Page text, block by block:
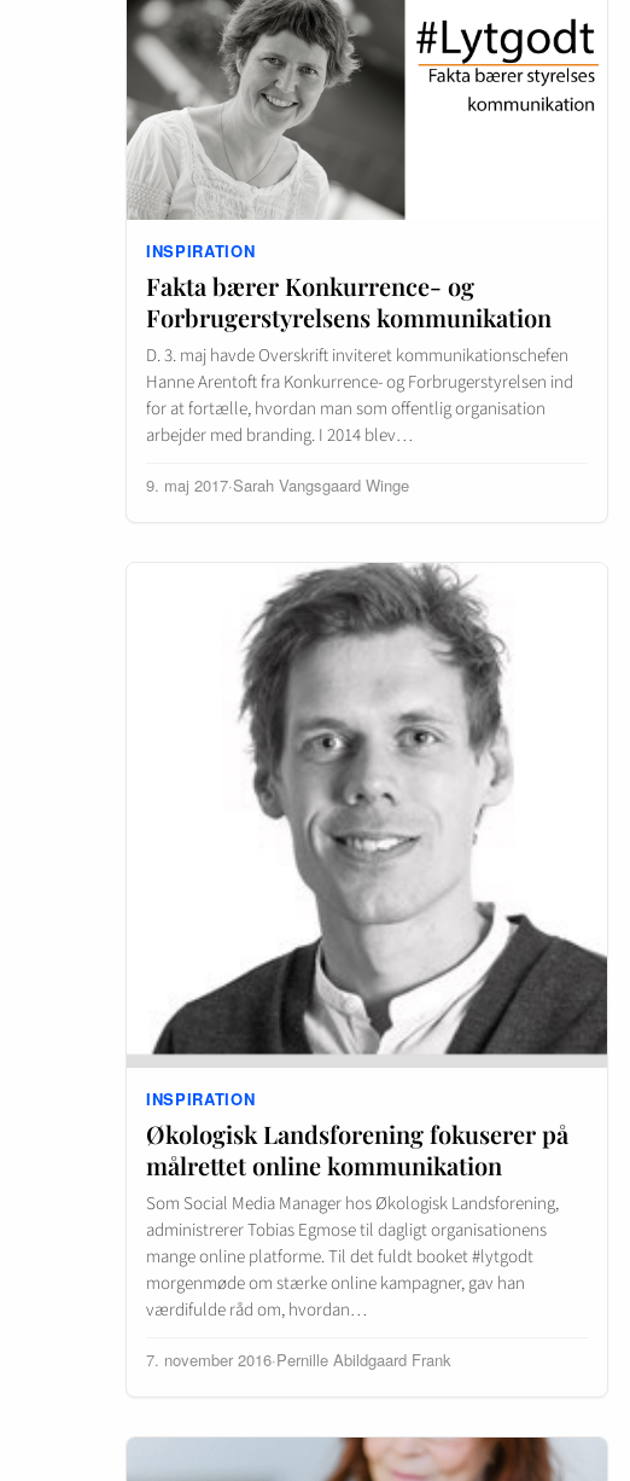
INSPIRATION
Fakta bærer Konkurrence- og
Forbrugerstyrelsens kommunikation
D. 3. maj havde Overskrift inviteret kommunikationschefen
Hanne Arentoft fra Konkurrence- og Forbrugerstyrelsen ind
for at fortælle, hvordan man som offentlig organisation
arbejder med branding. I 2014 blev…
9. maj 2017·Sarah Vangsgaard Winge
INSPIRATION
Økologisk Landsforening fokuserer på
målrettet online kommunikation
Som Social Media Manager hos Økologisk Landsforening,
administrerer Tobias Egmose til dagligt organisationens
mange online platforme. Til det fuldt booket #lytgodt
morgenmøde om stærke online kampagner, gav han
værdifulde råd om, hvordan…
7. november 2016·Pernille Abildgaard Frank